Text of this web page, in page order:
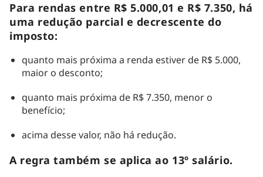
Para rendas entre R$ 5.000,01 e R$ 7.350, há
uma redução parcial e decrescente do
imposto:
quanto mais próxima a renda estiver de R$ 5.000,
maior o desconto;
quanto mais próxima de R$ 7.350, menor o
benefício;
acima desse valor, não há redução.
A regra também se aplica ao 13º salário.